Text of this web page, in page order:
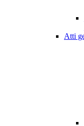
Atti